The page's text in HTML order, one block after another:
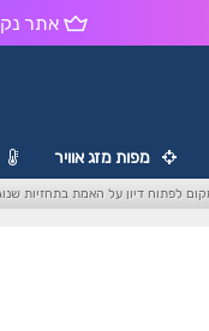
אתר
מפות מזג אוויר
לפתוח דיון על האמת בתחזיות